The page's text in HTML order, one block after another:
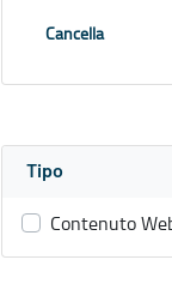
Cancella
Tipo
Contenuto